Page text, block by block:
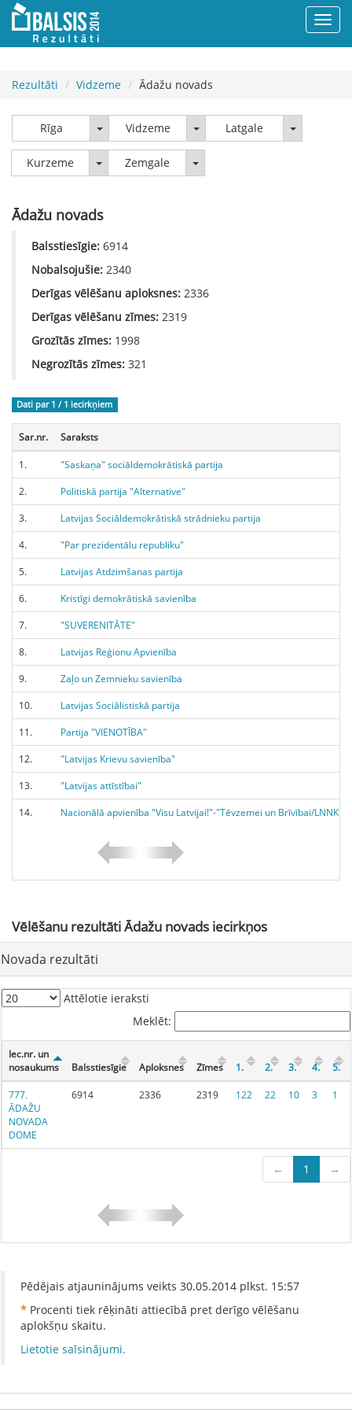
Rezultāti Vidzeme Ādažu novads
Rīga Rīga Vidzeme VidzemeLatgale Latgale
Kurzeme KurzemeZemgale Zemgale
Ādažu novads
Balsstiesīgie: 6914
Nobalsojušie: 2340
Derīgas vēlēšanu aploksnes: 2336
Derīgas vēlēšanu zīmes: 2319
Grozītās zīmes: 1998
Negrozītās zīmes: 321
Dati par 1 / 1 iecirkņiem
Sar.nr. Saraksts
1.
"Saskaņa" sociāldemokrātiskā partija
2.
Politiskā partija "Alternative"
3.
Latvijas Sociāldemokrātiskā strādnieku partija
4.
"Par prezidentālu republiku"
5.
Latvijas Atdzimšanas partija
6.
Kristīgi demokrātiskā savienība
7.
"SUVERENITĀTE"
8.
Latvijas Reģionu Apvienība
9.
Zaļo un Zemnieku savienība
10.
Latvijas Sociālistiskā partija
11.
Partija "VIENOTĪBA"
12.
"Latvijas Krievu savienība"
13.
"Latvijas attīstībai"
14.
Nacionālā apvienība "Visu Latvijai!"-"Tēvzemei un Brīvībai/LNNK"
Vēlēšanu rezultāti Ādažu novads iecirkņos
Novada rezultāti
Attēlotie ieraksti
Meklēt:
Iec.nr. un
nosaukums
Balsstiesīgie Aploksnes Zīmes 1. 2. 3. 4. 5.
777.
ĀDAŽU
NOVADA
DOME
6914 2336 2319 122 22 10 3 1
← 1 →
Pēdējais atjauninājums veikts 30.05.2014 plkst. 15:57
* Procenti tiek rēķināti attiecībā pret derīgo vēlēšanu
aplokšņu skaitu.
Lietotie saīsinājumi.